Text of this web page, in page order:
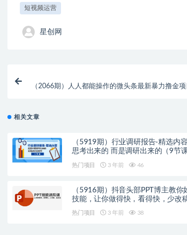
短视频运营
星创网
（2066期）人人都能操作的微头条最新暴力撸金
相关文章
（5919期）行业调研报告-精选内
思考出来的 而是调研出来的（9节课
热门项目 3 年前 46
（5916期）抖音头部PPT博主教你
技能，让你做得快，看得快，少改
热门项目 3 年前 38